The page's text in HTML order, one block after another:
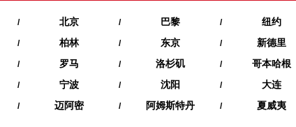
/ 北京 / 巴黎 / 纽约
/ 柏林 / 东京 / 新德里
/ 罗马 / 洛杉矶 / 哥本哈根
/ 宁波 / 沈阳 / 大连
/ 迈阿密 / 阿姆斯特丹 / 夏威夷‍